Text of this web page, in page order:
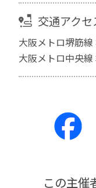
交通アクセ
大阪メトロ堺筋
大阪メトロ中央
この主催